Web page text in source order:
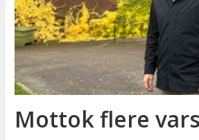
Mottok flere